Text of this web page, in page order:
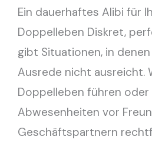
Ein dauerhaftes Alibi für
Doppelleben Diskret,
gibt Situationen, in
Ausrede nicht ausreicht.
Doppelleben führen oder
Abwesenheiten vor
Geschäftspartnern